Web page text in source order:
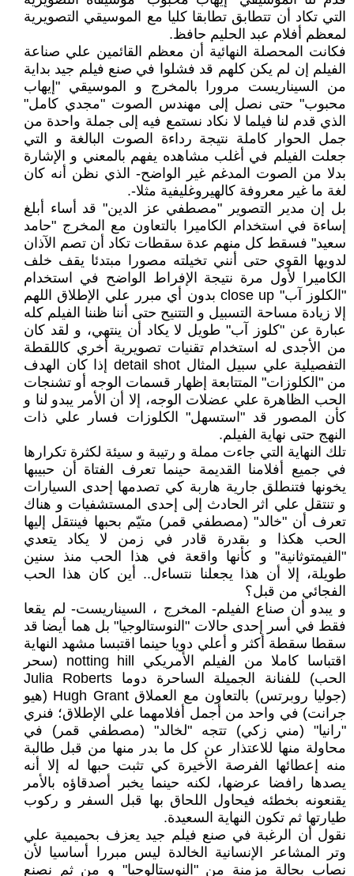
التي تكاد أن تتطابق تطابقا كليا مع الموسيقي التصويرية
لمعظم أفلام عبد الحليم حافظ.
فكانت المحصلة النهائية أن معظم القائمين علي صناعة
الفيلم إن لم يكن كلهم قد فشلوا في صنع فيلم جيد بداية
من السيناريست مرورا بالمخرج و الموسيقي "إيهاب
محبوب" حتى نصل إلى مهندس الصوت "مجدي كامل"
الذي قدم لنا فيلما لا نكاد نستمع فيه إلى جملة واحدة من
جمل الحوار كاملة نتيجة رداءة الصوت البالغة و التي
جعلت الفيلم في أغلب مشاهده يفهم بالمعني و الإشارة
بدلا من الصوت المدغم غير الواضح- الذي نظن أنه كان
لغة ما غير معروفة كالهيروغليفية مثلا-.
بل إن مدير التصوير "مصطفي عز الدين" قد أساء أبلغ
إساءة في استخدام الكاميرا بالتعاون مع المخرج "حامد
سعيد" فسقط كل منهم عدة سقطات تكاد أن تصم الآذان
لدويها القوي حتى أنني تخيلته مصورا مبتدئا يقف خلف
الكاميرا لأول مرة نتيجة الإفراط الواضح في استخدام
"الكلوز آب" close up بدون أي مبرر علي الإطلاق اللهم
إلا زيادة مساحة التسبيل و التتنيح حتى أننا ظننا الفيلم كله
عبارة عن "كلوز آب" طويل لا يكاد أن ينتهي، و لقد كان
من الأجدى له استخدام تقنيات تصويرية أخري كاللقطة
التفصيلية علي سبيل المثال detail shot إذا كان الهدف
من "الكلوزات" المتتابعة إظهار قسمات الوجه أو تشنجات
الحب الظاهرة علي عضلات الوجه، إلا أن الأمر يبدو لنا و
كأن المصور قد "استسهل" الكلوزات فسار علي ذات
النهج حتى نهاية الفيلم.
تلك النهاية التي جاءت مملة و رتيبة و سيئة لكثرة تكرارها
في جميع أفلامنا القديمة حينما تعرف الفتاة أن حبيبها
يخونها فتنطلق جارية هاربة كي تصدمها إحدى السيارات
و تنتقل علي اثر الحادث إلى إحدى المستشفيات و هناك
تعرف أن "خالد" (مصطفي قمر) متيّم بحبها فينتقل إليها
الحب هكذا و بقدرة قادر في زمن لا يكاد يتعدي
"الفيمتوثانية" و كأنها واقعة في هذا الحب منذ سنين
طويلة، إلا أن هذا يجعلنا نتساءل.. أين كان هذا الحب
الفجائي من قبل؟
و يبدو أن صناع الفيلم- المخرج ، السيناريست- لم يقعا
فقط في أسر إحدى حالات "النوستالوجيا" بل هما أيضا قد
سقطا سقطة أكثر و أعلي دويا حينما اقتبسا مشهد النهاية
اقتباسا كاملا من الفيلم الأمريكي notting hill (سحر
الحب) للفنانة الجميلة الساحرة دوما Julia Roberts
(جوليا روبرتس) بالتعاون مع العملاق Hugh Grant (هيو
جرانت) في واحد من أجمل أفلامهما علي الإطلاق؛ فنري
"رانيا" (مني زكي) تتجه "لخالد" (مصطفي قمر) في
محاولة منها للاعتذار عن كل ما بدر منها من قبل طالبة
منه إعطائها الفرصة الأخيرة كي تثبت حبها له إلا أنه
يصدها رافضا عرضها، لكنه حينما يخبر أصدقاؤه بالأمر
يقنعونه بخطئه فيحاول اللحاق بها قبل السفر و ركوب
طيارتها ثم تكون النهاية السعيدة.
نقول أن الرغبة في صنع فيلم جيد يعزف بحميمية علي
وتر المشاعر الإنسانية الخالدة ليس مبررا أساسيا لأن
نصاب بحالة مزمنة من "النوستالوجيا" و من ثم نصنع